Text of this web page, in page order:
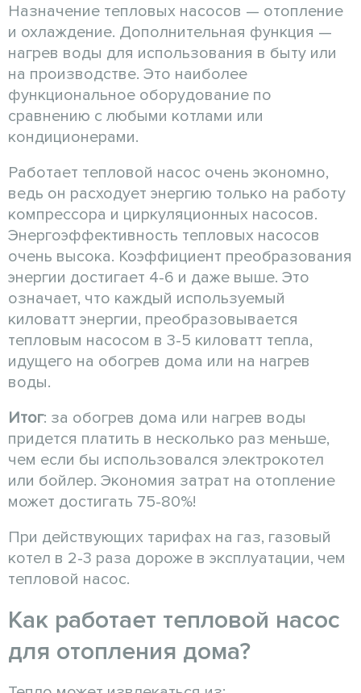
Назначение тепловых насосов — отопление
и охлаждение. Дополнительная функция —
нагрев воды для использования в быту или
на производстве. Это наиболее
функциональное оборудование по
сравнению с любыми котлами или
кондиционерами.
Работает тепловой насос очень экономно,
ведь он расходует энергию только на работу
компрессора и циркуляционных насосов.
Энергоэффективность тепловых насосов
очень высока. Коэффициент преобразования
энергии достигает 4-6 и даже выше. Это
означает, что каждый используемый
киловатт энергии, преобразовывается
тепловым насосом в 3-5 киловатт тепла,
идущего на обогрев дома или на нагрев
воды.
Итог: за обогрев дома или нагрев воды
придется платить в несколько раз меньше,
чем если бы использовался электрокотел
или бойлер. Экономия затрат на отопление
может достигать 75-80%!
При действующих тарифах на газ, газовый
котел в 2-3 раза дороже в эксплуатации, чем
тепловой насос.
Как работает тепловой насос
для отопления дома?